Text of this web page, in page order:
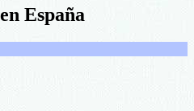
España